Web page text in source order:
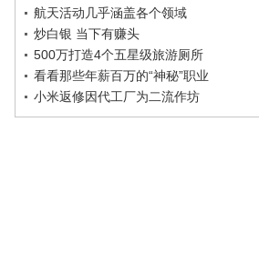
航天活动几乎涵盖各个领域
炒白银 当下有赚头
500万打造4个五星级旅游厕所
看看那些年薪百万的“神秘”职业
小米返修因代工厂为二流作坊